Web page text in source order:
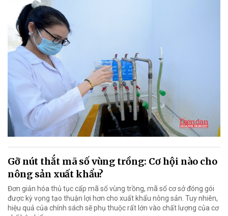
Gỡ nút thắt mã số vùng trồng: Cơ hội nào cho
nông sản xuất khẩu?
Đơn giản hóa thủ tục cấp mã số vùng trồng, mã số cơ sở đóng gói
được kỳ vọng tạo thuận lợi hơn cho xuất khẩu nông sản. Tuy nhiên,
hiệu quả của chính sách sẽ phụ thuộc rất lớn vào chất lượng của cơ